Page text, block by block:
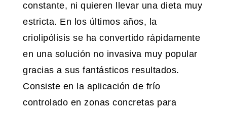
constante, ni quieren llevar una dieta muy
estricta. En los últimos años, la
criolipólisis se ha convertido rápidamente
en una solución no invasiva muy popular
gracias a sus fantásticos resultados.
Consiste en la aplicación de frío
controlado en zonas concretas para